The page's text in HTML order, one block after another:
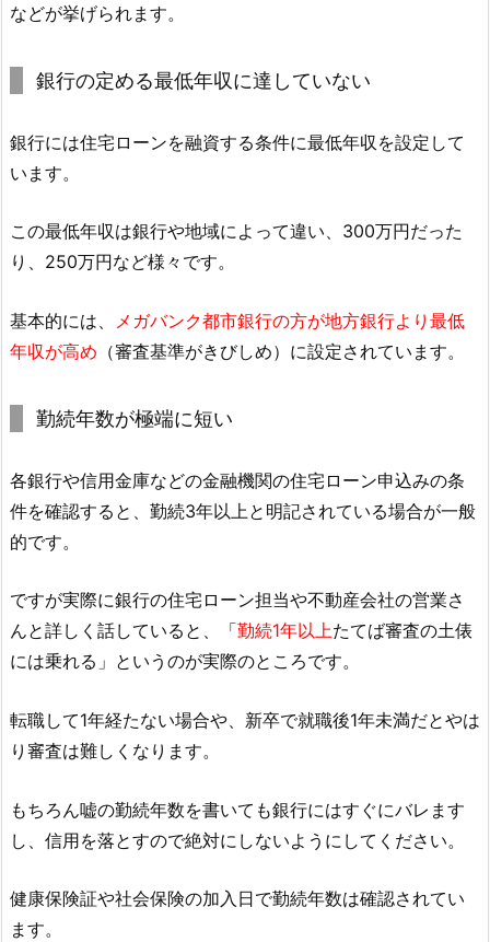
などが挙げられます。
銀行の定める最低年収に達していない
銀行には住宅ローンを融資する条件に最低年収を設定して
います。
この最低年収は銀行や地域によって違い、300万円だった
り、250万円など様々です。
基本的には、
メガバンク都市銀行の方が地方銀行より最低
年収が高め （審査基準がきびしめ）に設定されています。
勤続年数が極端に短い
各銀行や信用金庫などの金融機関の住宅ローン申込みの条
件を確認すると、勤続3年以上と明記されている場合が一般
的です。
ですが実際に銀行の住宅ローン担当や不動産会社の営業さ
んと詳しく話していると、「勤続1年以上たてば審査の土俵
には乗れる」というのが実際のところです。
転職して1年経たない場合や、新卒で就職後1年未満だとやは
り審査は難しくなります。
もちろん嘘の勤続年数を書いても銀行にはすぐにバレます
し、信用を落とすので絶対にしないようにしてください。
健康保険証や社会保険の加入日で勤続年数は確認されてい
ます。